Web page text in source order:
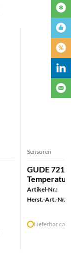
Sensoren
GUDE
Artikel-Nr.:
Herst.-Art.-Nr.:
Lieferbar ca.